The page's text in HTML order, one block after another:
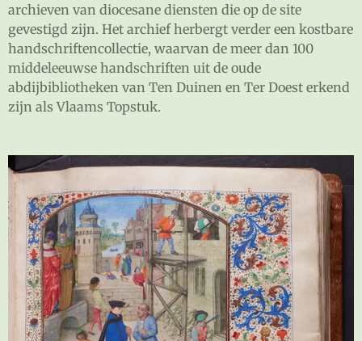
archieven van diocesane diensten die op de site
gevestigd zijn. Het archief herbergt verder een kostbare
handschriftencollectie, waarvan de meer dan 100
middeleeuwse handschriften uit de oude
abdijbibliotheken van Ten Duinen en Ter Doest erkend
zijn als Vlaams Topstuk.